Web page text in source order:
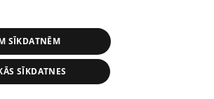
SĪKDATNĒM
SĪKDATNES